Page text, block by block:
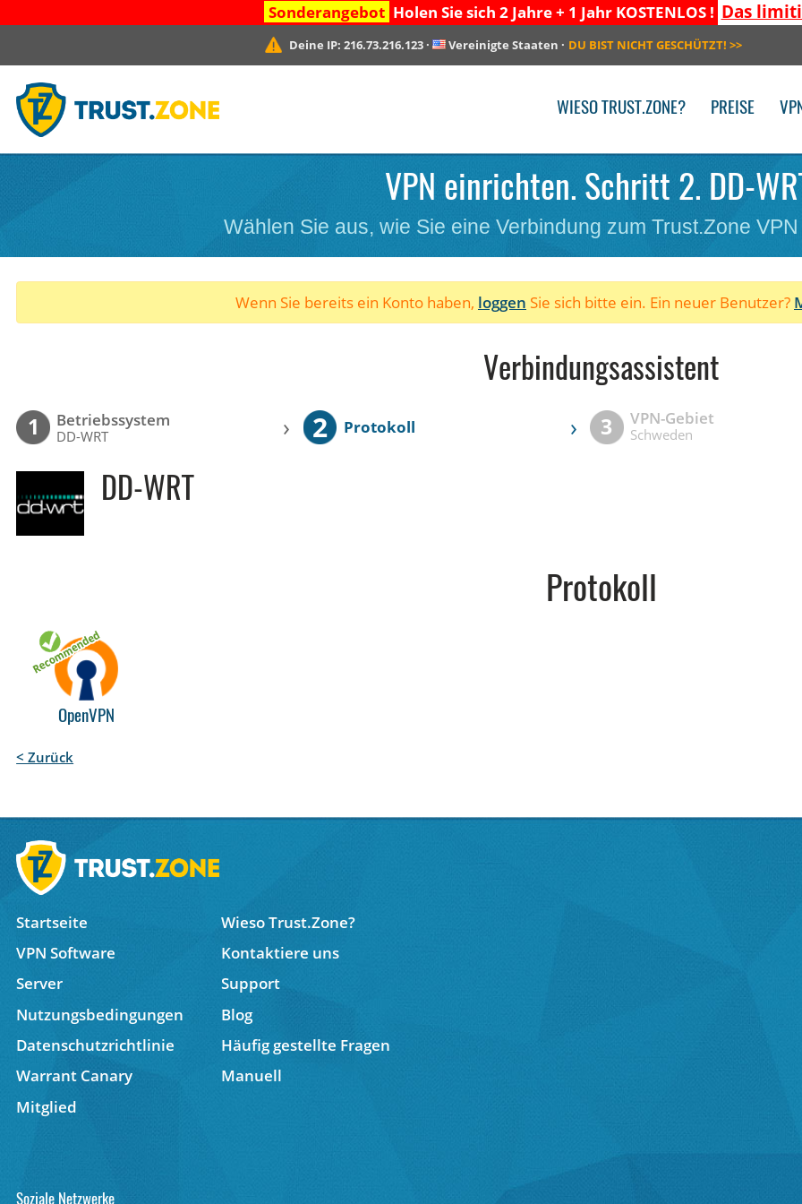
Sonderangebot Holen Sie sich 2 Jahre + 1 Jahr KOSTENLOS ! Das
Deine IP: 216.73.216.123· Vereinigte Staaten · DU BIST NICHT GESCHÜTZT! >>
WIESO TRUST.ZONE? PREISE
VPN einrichten. Schritt 2. DD-
Wählen Sie aus, wie Sie eine Verbindung zum Trust.Zone
Wenn Sie bereits ein Konto haben, loggen Sie sich bitte ein. Ein neuer Benutzer?
Verbindungsassistent
1 Betriebssystem
DD-WRT › 2 Protokoll › 3 VPN-Gebiet
Schweden
DD-WRT
Protokoll
OpenVPN
< Zurück
Startseite
Wieso Trust.Zone?
VPN Software
Kontaktiere uns
Server
Support
Nutzungsbedingungen
Blog
Datenschutzrichtlinie
Häufig gestellte Fragen
Warrant Canary
Manuell
Mitglied
Soziale Netzwerke